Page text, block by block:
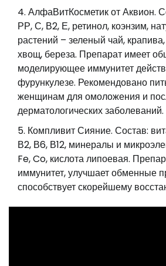
АлфаВитКосметик от Аквион.
РР, С, В2, Е, ретинол, коэнзим,
растений – зеленый чай,
хвощ, береза. Препарат имеет
моделирующее иммунитет
фурункулезе. Рекомендовано
женщинам для омоложения и
дерматологических заболеваний.
Компливит Сияние. Состав:
В2, В6, В12, минералы и
Fe, Co, кислота липоевая.
иммунитет, улучшает обменные
способствует скорейшему